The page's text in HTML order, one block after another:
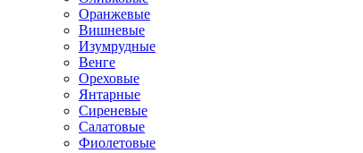
Оранжевые
Вишневые
Изумрудные
Венге
Ореховые
Янтарные
Сиреневые
Салатовые
Фиолетовые